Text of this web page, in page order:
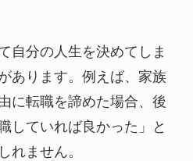
自分の人生を決めてしま
あります。例えば、家族
に転職を諦めた場合、後
していれば良かった」と
れません。